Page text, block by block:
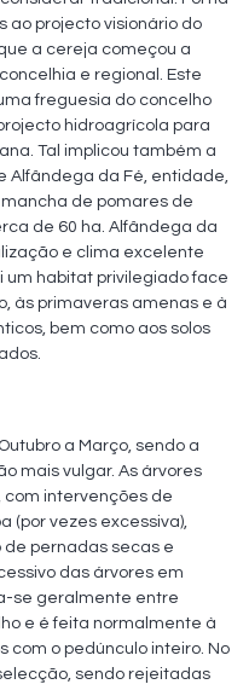
ao projecto visionário do
a cereja começou a
e regional. Este
freguesia do concelho
hidroagrícola para
Tal implicou também a
Alfândega da Fé, entidade,
de pomares de
de 60 ha. Alfândega da
e clima excelente
habitat privilegiado face
às primaveras amenas e à
bem como aos solos
a Março, sendo a
mais vulgar. As árvores
com intervenções de
(por vezes excessiva),
de pernadas secas e
das árvores em
se geralmente entre
e é feita normalmente à
com o pedúnculo inteiro. No
sendo rejeitadas